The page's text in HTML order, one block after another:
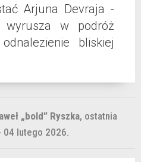
Arjuna Devraja -
wyrusza w podróż
bliskiej
„bold” Ryszka, ostatnia
04 lutego 2026.